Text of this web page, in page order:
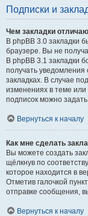
Подписки и
Чем закладки
В phpBB 3.0 закладки
браузере. Вы не
В phpBB 3.1 закладки
получать
закладках. В случае
изменениях в теме
подписок можно
Вернуться к началу
Как мне сделать
Вы можете создать
щёлкнув по
которое находится в
Отметив галочкой
отправке сообщения,
Вернуться к началу